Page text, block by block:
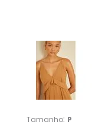
Tamanho: P